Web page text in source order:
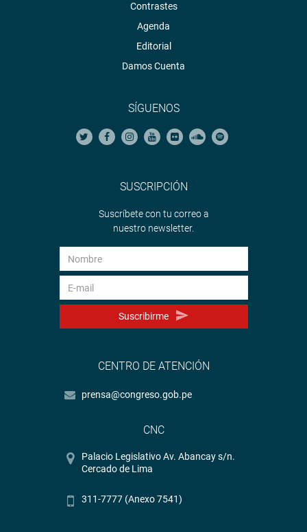
Contrastes
Agenda
Editorial
Damos Cuenta
SÍGUENOS
SUSCRIPCIÓN
Suscríbete con tu correo a
nuestro newsletter.
Suscribirme
CENTRO DE ATENCIÓN
prensa@congreso.gob.pe
CNC
Palacio Legislativo Av. Abancay s/n.
Cercado de Lima
311-7777 (Anexo 7541)